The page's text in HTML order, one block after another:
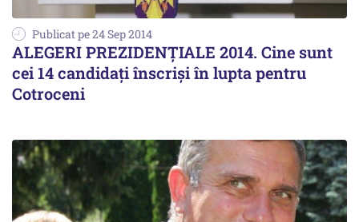
Publicat pe 24 Sep 2014
ALEGERI PREZIDENŢIALE 2014. Cine sunt
cei 14 candidaţi înscriși în lupta pentru
Cotroceni